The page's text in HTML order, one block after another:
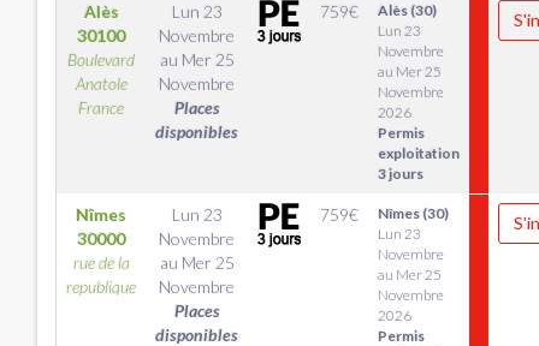
Alès
30100
Boulevard
Anatole
France
Lun 23
Novembre
au Mer 25
Novembre
Places
disponibles
759€
Alès (30)
Lun 23
Novembre
au Mer 25
Novembre
2026
Permis
exploitation
3 jours
Nîmes
30000
rue de la
republique
Lun 23
Novembre
au Mer 25
Novembre
Places
disponibles
759€
Nîmes (30)
Lun 23
Novembre
au Mer 25
Novembre
2026
Permis